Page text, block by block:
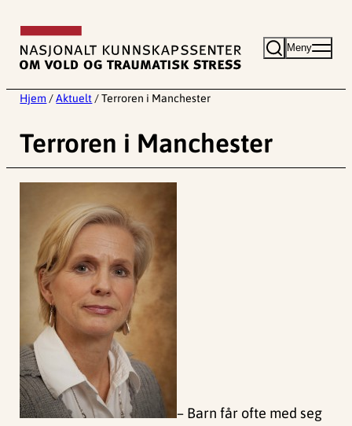
innhold
Meny
Hjem / Aktuelt / Terroren i Manchester
Terroren i Manchester
– Barn får ofte med seg